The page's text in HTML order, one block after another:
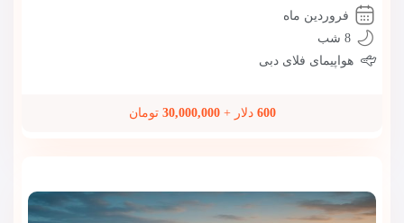
فروردین ماه
8 شب
هواپیمای فلای دبی
600 دلار +30,000,000 تومان